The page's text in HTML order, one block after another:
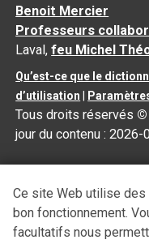
Benoit Mercier
Professeurs
Laval,feu Michel
Qu’est-ce que le
d’utilisation
Tous droits réservés ©
jour du contenu :2026-
Ce site Web utilise
bon fonctionnement.
facultatifs nous